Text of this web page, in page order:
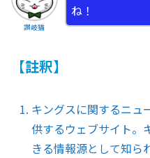
讃岐猫
ね！
【註釈】
キングスに関するニュ
供するウェブサイト。
きる情報源として知ら